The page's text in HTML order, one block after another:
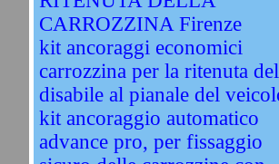
CARROZZINA Firenze
kit ancoraggi economici
carrozzina per la ritenuta del
disabile al pianale del
kit ancoraggio automatico
advance pro, per fissaggio